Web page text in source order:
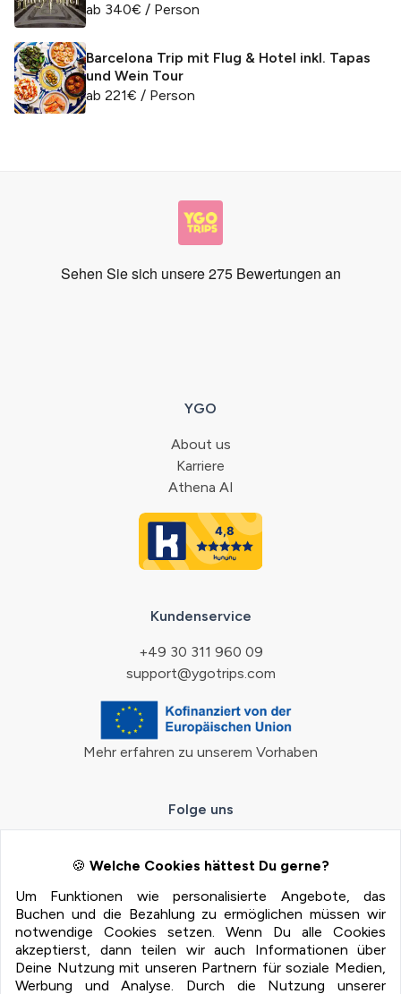
🍪 Welche Cookies hättest Du gerne?
Um Funktionen wie personalisierte Angebote, das
Buchen und die Bezahlung zu ermöglichen müssen wir
notwendige Cookies setzen. Wenn Du alle Cookies
akzeptierst, dann teilen wir auch Informationen über
Deine Nutzung mit unseren Partnern für soziale Medien,
Werbung und Analyse. Durch die Nutzung unserer
ab 340€ / Person
Barcelona Trip mit Flug & Hotel inkl. Tapas
und Wein Tour
ab 221€ / Person
YGO
About us
Karriere
Athena AI
Kundenservice
+49 30 311 960 09
support@ygotrips.com
Mehr erfahren zu unserem Vorhaben
Folge uns
Zahlungsmöglichkeiten
100% Sichere Zahlung mit: